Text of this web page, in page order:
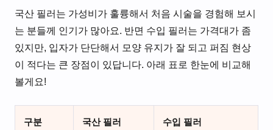
국산 필러는 가성비가 훌륭해서 처음 시술을 경험해 보시
는 분들께 인기가 많아요. 반면 수입 필러는 가격대가 좀
있지만, 입자가 단단해서 모양 유지가 잘 되고 퍼짐 현상
이 적다는 큰 장점이 있답니다. 아래 표로 한눈에 비교해
볼게요!
구분 국산 필러 수입 필러